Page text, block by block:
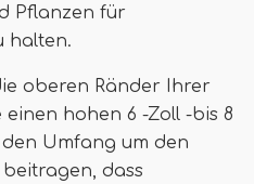
Pflanzen für
halten.
oberen Ränder Ihrer
einen hohen 6 -Zoll -bis 8
Umfang um den
dass